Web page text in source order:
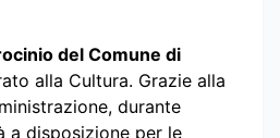
del Comune di
alla Cultura. Grazie alla
durante
a disposizione per le